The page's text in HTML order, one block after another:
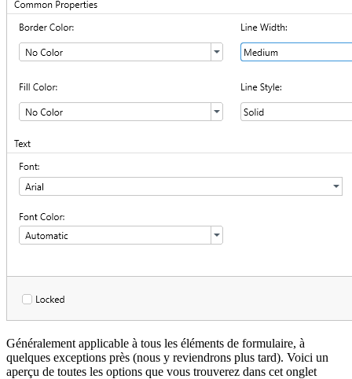
Généralement applicable à tous les éléments de formulaire, à
quelques exceptions près (nous y reviendrons plus tard). Voici un
aperçu de toutes les options que vous trouverez dans cet onglet